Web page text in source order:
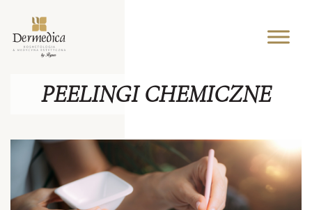
PEELINGI CHEMICZNE